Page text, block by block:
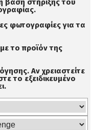
βάση στήριξης του
φωτογραφίες για τα
το προϊόν της
Αν χρειαστείτε
το εξειδικευμένο